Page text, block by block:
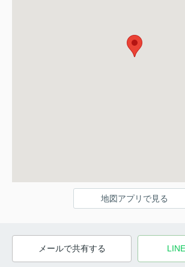
地図アプリで見る
メールで共有する